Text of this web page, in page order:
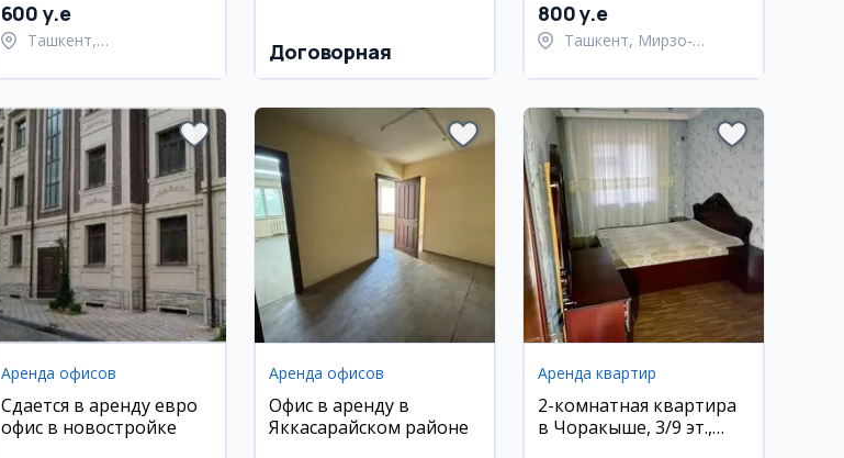
район, Ибн Сино
600 y.e
Ташкент,
Договорная
800 y.e
Ташкент, Мирзо-
Аренда офисов
Сдается в аренду евро
офис в новостройке
Аренда офисов
Офис в аренду в
Яккасарайском районе
Аренда квартир
2-комнатная квартира
в Чоракыше, 3/9 эт.,